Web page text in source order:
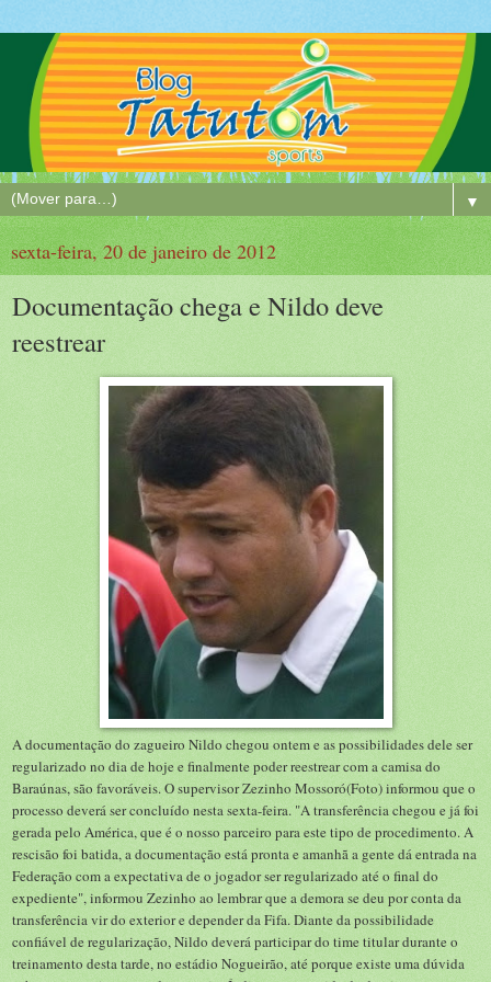
▼
sexta-feira, 20 de janeiro de 2012
Documentação chega e Nildo deve
reestrear
A documentação do zagueiro Nildo chegou ontem e as possibilidades dele ser
regularizado no dia de hoje e finalmente poder reestrear com a camisa do
Baraúnas, são favoráveis. O supervisor Zezinho Mossoró(Foto) informou que o
processo deverá ser concluído nesta sexta-feira. "A transferência chegou e já foi
gerada pelo América, que é o nosso parceiro para este tipo de procedimento. A
rescisão foi batida, a documentação está pronta e amanhã a gente dá entrada na
Federação com a expectativa de o jogador ser regularizado até o final do
expediente", informou Zezinho ao lembrar que a demora se deu por conta da
transferência vir do exterior e depender da Fifa. Diante da possibilidade
confiável de regularização, Nildo deverá participar do time titular durante o
treinamento desta tarde, no estádio Nogueirão, até porque existe uma dúvida